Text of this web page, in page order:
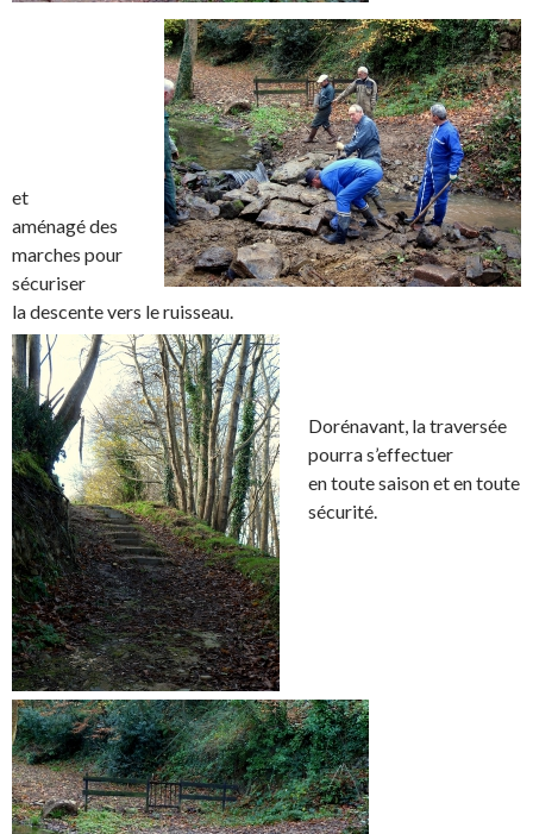
et
aménagé des
marches pour
sécuriser
la descente vers le ruisseau.
Dorénavant, la traversée
pourra s’effectuer
en toute saison et en toute
sécurité.